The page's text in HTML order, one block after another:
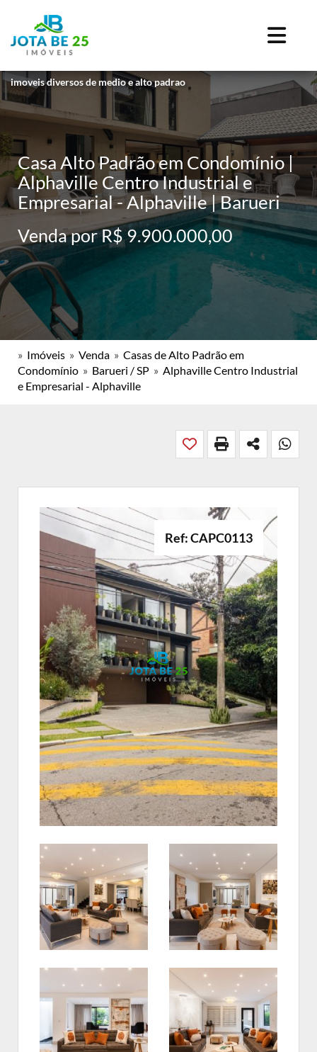
imoveis diversos de medio e alto padrao
Casa Alto Padrão em Condomínio |
Alphaville Centro Industrial e
Empresarial - Alphaville | Barueri
Venda por R$ 9.900.000,00
» Imóveis » Venda » Casas de Alto Padrão em
Condomínio » Barueri / SP » Alphaville Centro Industrial
e Empresarial - Alphaville
Ref: CAPC0113